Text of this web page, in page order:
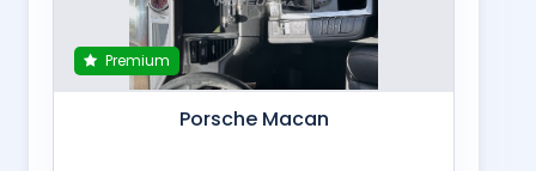
Premium
Porsche Macan